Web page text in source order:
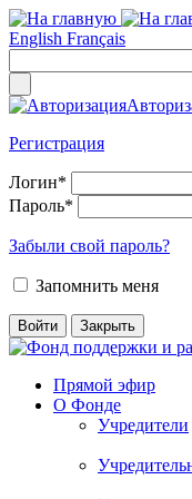
English Français
Регистрация
Логин*
Пароль*
Забыли свой пароль?
Запомнить меня
Прямой эфир
О Фонде
Учредители